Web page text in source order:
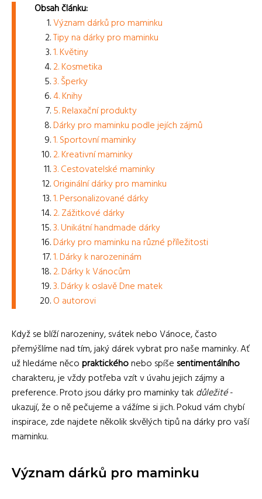
Obsah článku:
Význam dárků pro maminku
Tipy na dárky pro maminku
1. Květiny
2. Kosmetika
3. Šperky
4. Knihy
5. Relaxační produkty
Dárky pro maminku podle jejích zájmů
1. Sportovní maminky
2. Kreativní maminky
3. Cestovatelské maminky
Originální dárky pro maminku
1. Personalizované dárky
2. Zážitkové dárky
3. Unikátní handmade dárky
Dárky pro maminku na různé příležitosti
1. Dárky k narozeninám
2. Dárky k Vánocům
3. Dárky k oslavě Dne matek
O autorovi
Když se blíží narozeniny, svátek nebo Vánoce, často
přemýšlíme nad tím, jaký dárek vybrat pro naše maminky. Ať
už hledáme něcopraktickéhonebo spíše sentimentálního
charakteru, je vždy potřeba vzít v úvahu jejich zájmy a
preference. Proto jsou dárky pro maminky takdůležité-
ukazují, že o ně pečujeme a vážíme si jich. Pokud vám chybí
inspirace, zde najdete několik skvělých tipů na dárky pro vaší
maminku.
Význam dárků pro maminku